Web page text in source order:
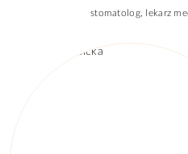
stomatolog, lekarz